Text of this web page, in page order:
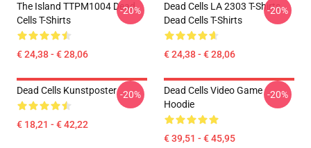
The Island TTPM1004 Dead
Cells T-Shirts
€ 24,38 - € 28,06
-20%
Dead Cells LA 2303 T-Shirts
Dead Cells T-Shirts
€ 24,38 - € 28,06
-20%
Dead Cells Kunstposter
€ 18,21 - € 42,22
-20%
Dead Cells Video Game
Hoodie
€ 39,51 - € 45,95
-20%